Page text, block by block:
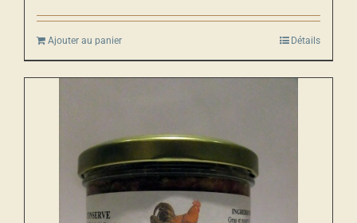
Ajouter au panier Détails